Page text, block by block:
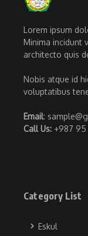
Lorem ipsum
Minima incidunt
architecto quis
Nobis atque id
voluptatibus
Email:
Call Us: +987
Category List
Eskul